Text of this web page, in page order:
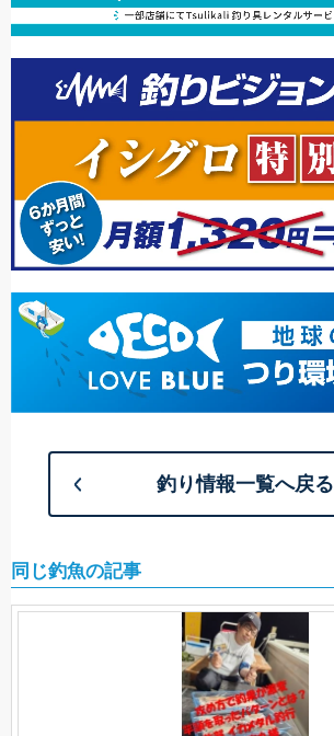
釣り情報一覧へ戻る
同じ釣魚の記事